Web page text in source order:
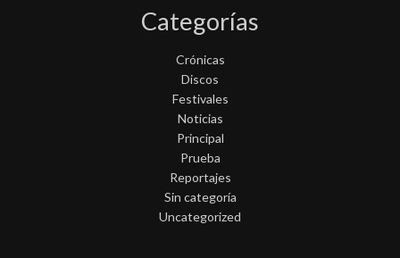
Categorías
Crónicas
Discos
Festivales
Noticias
Principal
Prueba
Reportajes
Sin categoría
Uncategorized